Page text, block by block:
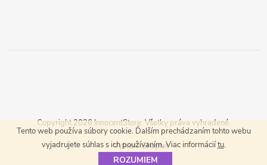
Tento web používa súbory cookie. Ďalším prechádzaním tohto webu
vyjadrujete súhlas s ich používaním. Viac informáciítu.
ROZUMIEM
Vytvoril Shoptet
Copyright 2026 InnocentStore. Všetky práva vyhradené.